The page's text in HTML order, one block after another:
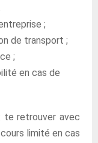
;
de transport ;
;
en cas de
retrouver avec
limité en cas